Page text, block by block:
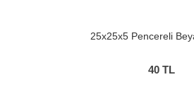
25x25x5 Pencereli
40 TL